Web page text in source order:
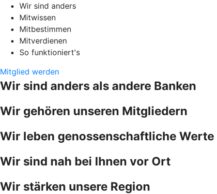
Wir sind anders
Mitwissen
Mitbestimmen
Mitverdienen
So funktioniert's
Mitglied werden
Wir sind anders als andere Banken
Wir gehören unseren Mitgliedern
Wir leben genossenschaftliche Werte
Wir sind nah bei Ihnen vor Ort
Wir stärken unsere Region